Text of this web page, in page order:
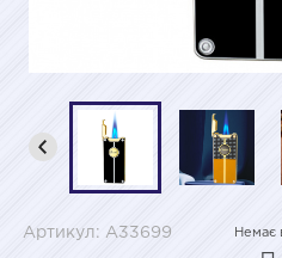
Артикул: A33699 Немає